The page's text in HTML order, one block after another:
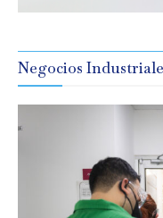
Negocios